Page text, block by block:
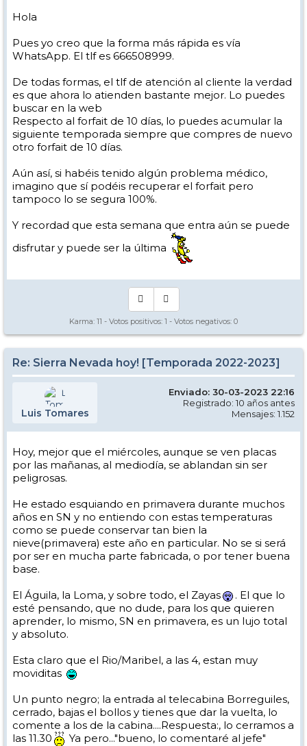
Hola
Pues yo creo que la forma más rápida es vía
WhatsApp. El tlf es 666508999.
De todas formas, el tlf de atención al cliente la verdad
es que ahora lo atienden bastante mejor. Lo puedes
buscar en la web
Respecto al forfait de 10 días, lo puedes acumular la
siguiente temporada siempre que compres de nuevo
otro forfait de 10 días.
Aún así, si habéis tenido algún problema médico,
imagino que sí podéis recuperar el forfait pero
tampoco lo se segura 100%.
Y recordad que esta semana que entra aún se puede
disfrutar y puede ser la última
Karma: 11 - Votos positivos: 1 - Votos negativos: 0
Re: Sierra Nevada hoy! [Temporada 2022-2023]
Luis Tomares
Enviado: 30-03-2023 22:16
Registrado: 10 años antes
Mensajes: 1.152
Hoy, mejor que el miércoles, aunque se ven placas
por las mañanas, al mediodía, se ablandan sin ser
peligrosas.
He estado esquiando en primavera durante muchos
años en SN y no entiendo con estas temperaturas
como se puede conservar tan bien la
nieve(primavera) este año en particular. No se si será
por ser en mucha parte fabricada, o por tener buena
base.
El Águila, la Loma, y sobre todo, el Zayas
. El que lo
esté pensando, que no dude, para los que quieren
aprender, lo mismo, SN en primavera, es un lujo total
y absoluto.
Esta claro que el Rio/Maribel, a las 4, estan muy
moviditas
Un punto negro; la entrada al telecabina Borreguiles,
cerrado, bajas el bollos y tienes que dar la vuelta, lo
comente a los de la cabina....Respuesta:, lo cerramos a
las 11.30
Ya pero..."bueno, lo comentaré al jefe"